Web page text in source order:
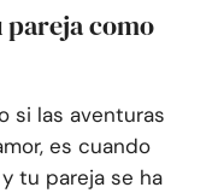
pareja como
si las aventuras
es cuando
tu pareja se ha